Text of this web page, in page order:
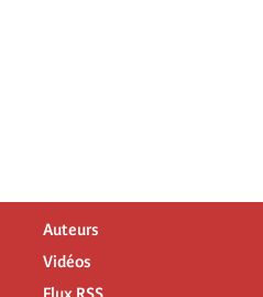
Auteurs
Vidéos